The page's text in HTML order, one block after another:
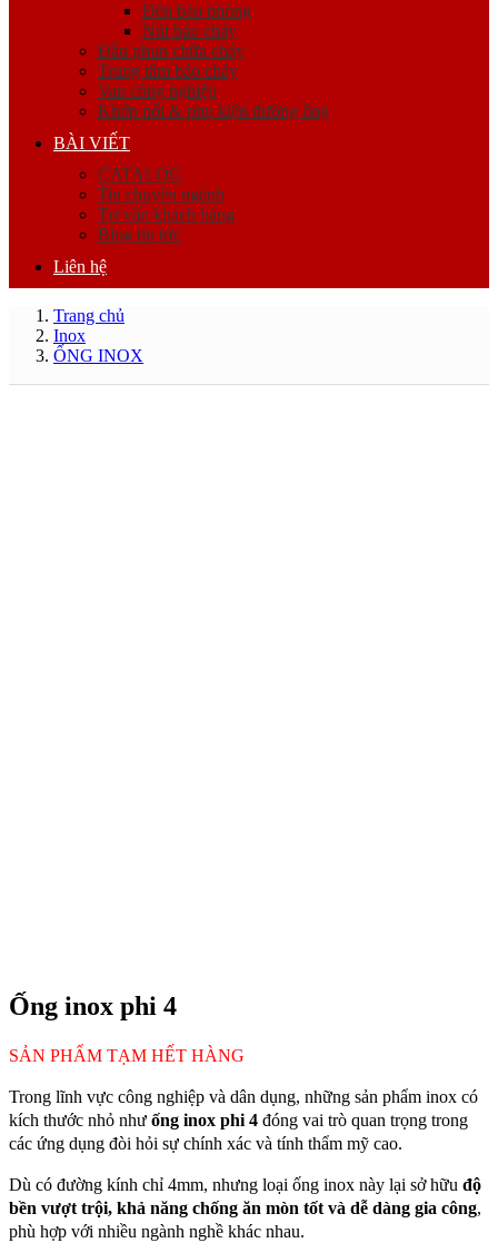
Đèn báo phòng
Nút báo cháy
Đầu phun chữa cháy
Trung tâm báo cháy
Van công nghiệp
Khớp nối & phụ kiện đường ống
BÀI VIẾT
CATALOG
Tin chuyên ngành
Tư vấn khách hàng
Blog tin tức
Liên hệ
Trang chủ
Inox
ỐNG INOX
Ống inox phi 4
SẢN PHẨM TẠM HẾT HÀNG
Trong lĩnh vực công nghiệp và dân dụng, những sản phẩm inox có
kích thước nhỏ như ống inox phi 4 đóng vai trò quan trọng trong
các ứng dụng đòi hỏi sự chính xác và tính thẩm mỹ cao.
Dù có đường kính chỉ 4mm, nhưng loại ống inox này lại sở hữu độ
bền vượt trội, khả năng chống ăn mòn tốt và dễ dàng gia công,
phù hợp với nhiều ngành nghề khác nhau.